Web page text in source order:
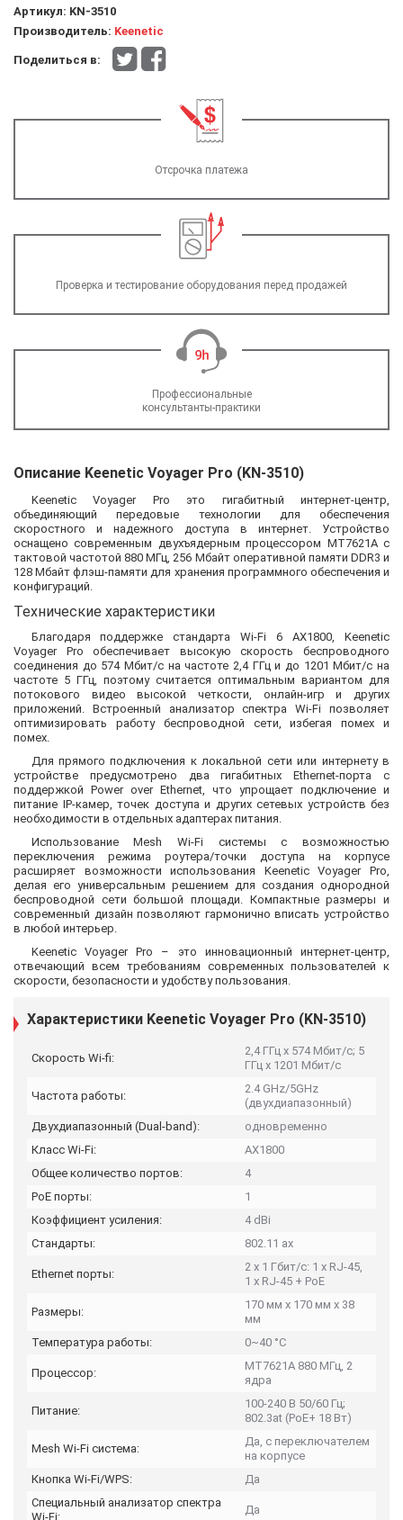
Артикул: KN-3510
Производитель: Keenetic
Поделиться в:
Отсрочка платежа
Проверка и тестирование оборудования перед продажей
Профессиональные
консультанты-практики
Описание Keenetic Voyager Pro (KN-3510)
Keenetic Voyager Pro это гигабитный интернет-центр,
объединяющий передовые технологии для обеспечения
скоростного и надежного доступа в интернет. Устройство
оснащено современным двухъядерным процессором MT7621A с
тактовой частотой 880 МГц, 256 Мбайт оперативной памяти DDR3 и
128 Мбайт флэш-памяти для хранения программного обеспечения и
конфигураций.
Технические характеристики
Благодаря поддержке стандарта Wi-Fi 6 AX1800, Keenetic
Voyager Pro обеспечивает высокую скорость беспроводного
соединения до 574 Мбит/с на частоте 2,4 ГГц и до 1201 Мбит/с на
частоте 5 ГГц, поэтому считается оптимальным вариантом для
потокового видео высокой четкости, онлайн-игр и других
приложений. Встроенный анализатор спектра Wi-Fi позволяет
оптимизировать работу беспроводной сети, избегая помех и
помех.
Для прямого подключения к локальной сети или интернету в
устройстве предусмотрено два гигабитных Ethernet-порта с
поддержкой Power over Ethernet, что упрощает подключение и
питание IP-камер, точек доступа и других сетевых устройств без
необходимости в отдельных адаптерах питания.
Использование Mesh Wi-Fi системы с возможностью
переключения режима роутера/точки доступа на корпусе
расширяет возможности использования Keenetic Voyager Pro,
делая его универсальным решением для создания однородной
беспроводной сети большой площади. Компактные размеры и
современный дизайн позволяют гармонично вписать устройство
в любой интерьер.
Keenetic Voyager Pro – это инновационный интернет-центр,
отвечающий всем требованиям современных пользователей к
скорости, безопасности и удобству пользования.
Характеристики Keenetic Voyager Pro (KN-3510)
Скорость Wi-fi:
2,4 ГГц х 574 Мбит/с; 5
ГГц х 1201 Мбит/с
Частота работы:
2.4 GHz/5GHz
(двухдиапазонный)
Двухдиапазонный (Dual-band):
одновременно
Класс Wi-Fi:
AX1800
Общее количество портов:
4
PoE порты:
1
Коэффициент усиления:
4 dBi
Стандарты:
802.11 aх
Ethernet порты:
2 x 1 Гбит/с: 1 x RJ-45,
1 x RJ-45 + PoE
Размеры:
170 мм x 170 мм x 38
мм
Температура работы:
0~40 °C
Процессор:
MT7621A 880 МГц, 2
ядра
Питание:
100-240 В 50/60 Гц;
802.3at (PoE+ 18 Вт)
Mesh Wi-Fi система:
Да, с переключателем
на корпусе
Кнопка Wi-Fi/WPS:
Да
Специальный анализатор спектра
Wi-Fi:
Да